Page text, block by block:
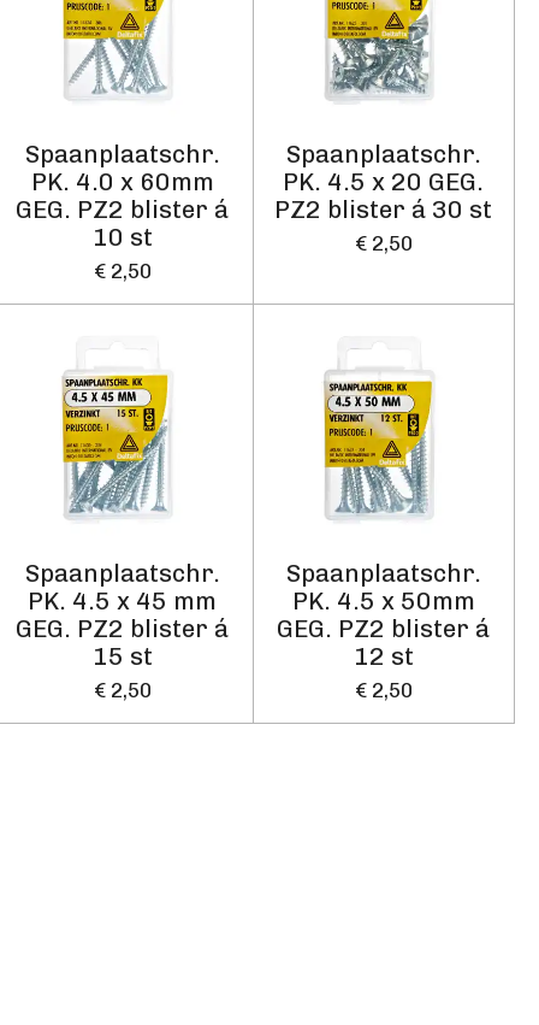
Spaanplaatschr.
PK. 4.0 x 60mm
GEG. PZ2 blister á
10 st
€ 2,50
Spaanplaatschr.
PK. 4.5 x 20 GEG.
PZ2 blister á 30 st
€ 2,50
Spaanplaatschr.
PK. 4.5 x 45 mm
GEG. PZ2 blister á
15 st
€ 2,50
Spaanplaatschr.
PK. 4.5 x 50mm
GEG. PZ2 blister á
12 st
€ 2,50